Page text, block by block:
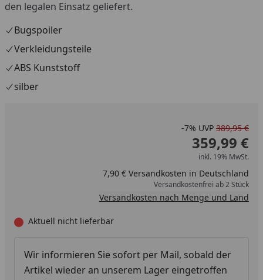
den legalen Einsatz geliefert.
Bugspoiler
Verkleidungsteile
ABS Kunststoff
silber
-7% UVP 389,95 €
359,99 €
inkl. 19% MwSt.
7,90 € Versandkosten in Deutschland
Versandkostenfrei ab 2 Stück
Versandkosten nach Menge und Land
Aktuell nicht lieferbar
Wir informieren Sie sofort per Mail, sobald der
Artikel wieder an unserem Lager eingetroffen